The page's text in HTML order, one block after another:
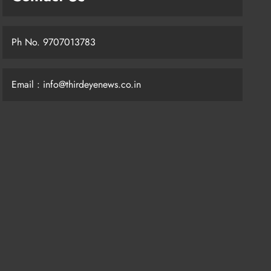
Ph No. 9707013783
Email : info@thirdeyenews.co.in